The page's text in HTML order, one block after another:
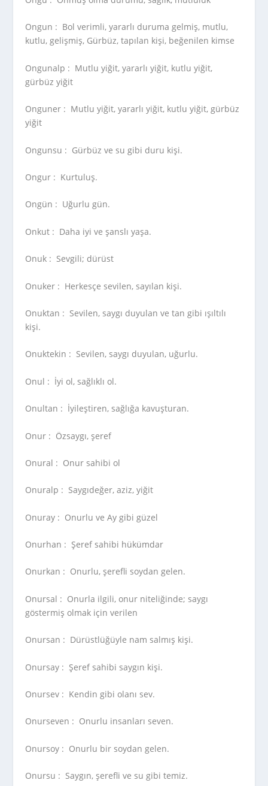
Ongun : Bol verimli, yararlı duruma gelmiş, mutlu,
kutlu, gelişmiş, Gürbüz, tapılan kişi, beğenilen kimse
Ongunalp : Mutlu yiğit, yararlı yiğit, kutlu yiğit,
gürbüz yiğit
Onguner : Mutlu yiğit, yararlı yiğit, kutlu yiğit, gürbüz
yiğit
Ongunsu : Gürbüz ve su gibi duru kişi.
Ongur : Kurtuluş.
Ongün : Uğurlu gün.
Onkut : Daha iyi ve şanslı yaşa.
Onuk : Sevgili; dürüst
Onuker : Herkesçe sevilen, sayılan kişi.
Onuktan : Sevilen, saygı duyulan ve tan gibi ışıltılı
kişi.
Onuktekin : Sevilen, saygı duyulan, uğurlu.
Onul : İyi ol, sağlıklı ol.
Onultan : İyileştiren, sağlığa kavuşturan.
Onur : Özsaygı, şeref
Onural : Onur sahibi ol
Onuralp : Saygıdeğer, aziz, yiğit
Onuray : Onurlu ve Ay gibi güzel
Onurhan : Şeref sahibi hükümdar
Onurkan : Onurlu, şerefli soydan gelen.
Onursal : Onurla ilgili, onur niteliğinde; saygı
göstermiş olmak için verilen
Onursan : Dürüstlüğüyle nam salmış kişi.
Onursay : Şeref sahibi saygın kişi.
Onursev : Kendin gibi olanı sev.
Onurseven : Onurlu insanları seven.
Onursoy : Onurlu bir soydan gelen.
Onursu : Saygın, şerefli ve su gibi temiz.